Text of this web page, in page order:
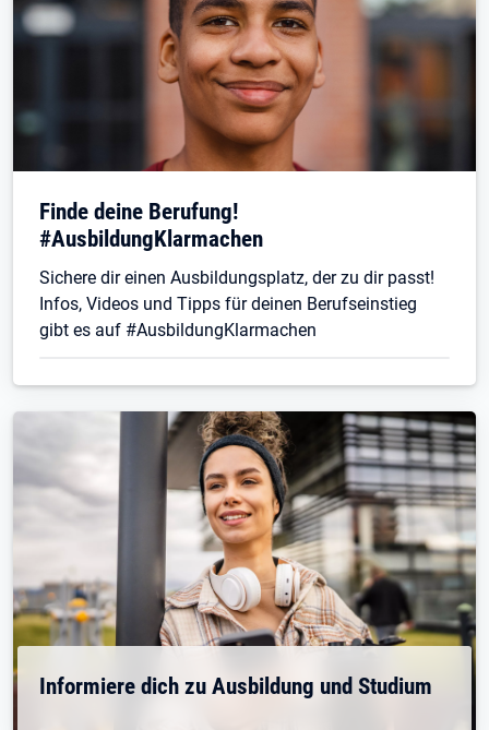
Finde deine Berufung!
#AusbildungKlarmachen
Sichere dir einen Ausbildungsplatz, der zu dir passt!
Infos, Videos und Tipps für deinen Berufseinstieg
gibt es auf #AusbildungKlarmachen
Informiere dich zu Ausbildung und Studium